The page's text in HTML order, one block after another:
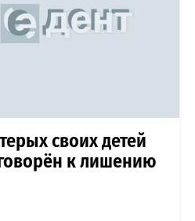
своих детей
к лишению